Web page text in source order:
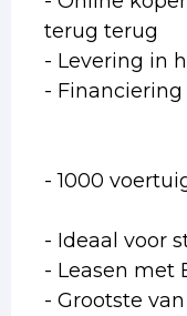
terug terug
- Levering in
- Financiering
- 1000
- Ideaal voor
- Leasen met
- Grootste